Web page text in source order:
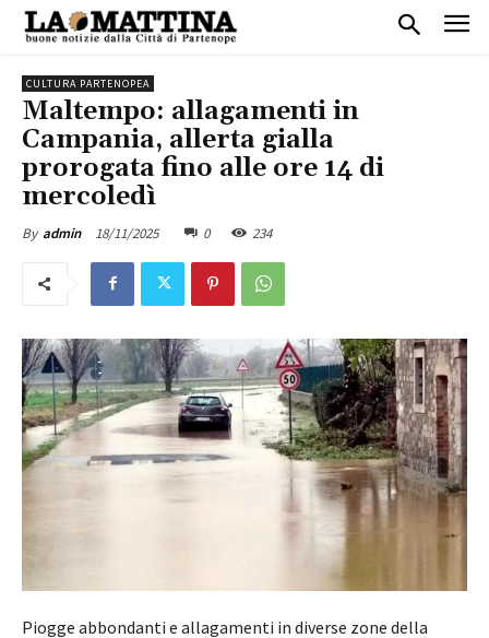
CULTURA PARTENOPEA
Maltempo: allagamenti in
Campania, allerta gialla
prorogata fino alle ore 14 di
mercoledì
By admin 18/11/2025 0 234
Piogge abbondanti e allagamenti in diverse zone della